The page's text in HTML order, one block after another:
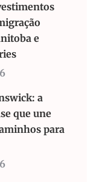
e
a
que une
para